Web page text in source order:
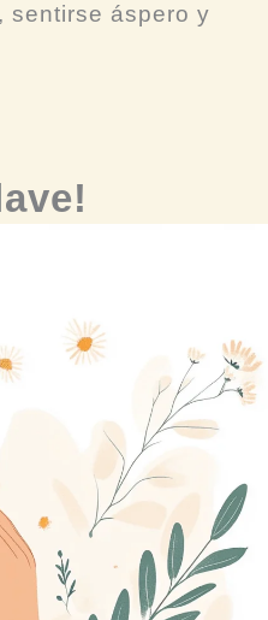
sentirse áspero y